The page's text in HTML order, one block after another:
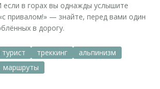
если в горах вы однажды услышите
привалом!» — знайте, перед вами один
в дорогу.
треккинг
альпинизм
маршруты